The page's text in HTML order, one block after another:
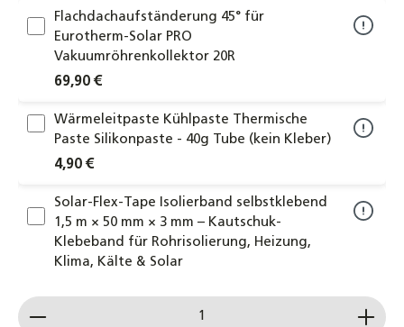
Flachdachaufständerung 45° für
Eurotherm-Solar PRO
Vakuumröhrenkollektor 20R
69,90 €
Wärmeleitpaste Kühlpaste Thermische
Paste Silikonpaste - 40g Tube (kein Kleber)
4,90 €
Solar-Flex-Tape Isolierband selbstklebend
1,5 m × 50 mm × 3 mm – Kautschuk-
Klebeband für Rohrisolierung, Heizung,
Klima, Kälte & Solar
Produkt Anzahl: Gib den gewünschten Wert ein